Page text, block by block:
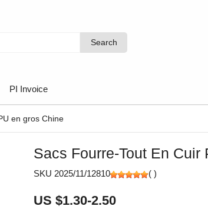
Search
Search
PI Invoice
en gros Chine
Sacs Fourre-Tout En Cuir
SKU 2025/11/12810 ( )
US $1.30-2.50